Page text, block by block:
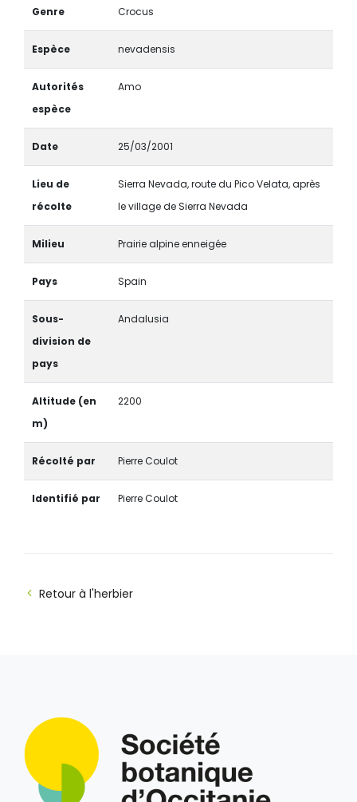
Genre Crocus
Espèce nevadensis
Autorités
espèce
Amo
Date 25/03/2001
Lieu de
récolte
Sierra Nevada, route du Pico Velata, après
le village de Sierra Nevada
Milieu Prairie alpine enneigée
Pays Spain
Sous-
division de
pays
Andalusia
Altitude (en
m)
2200
Récolté par Pierre Coulot
Identifié par Pierre Coulot
Retour à l'herbier